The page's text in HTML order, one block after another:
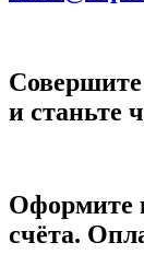
и станьте
Оформите
счёта.